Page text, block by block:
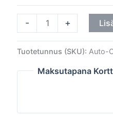
- +
Tuotetunnus (SKU): Auto-
Maksutapana